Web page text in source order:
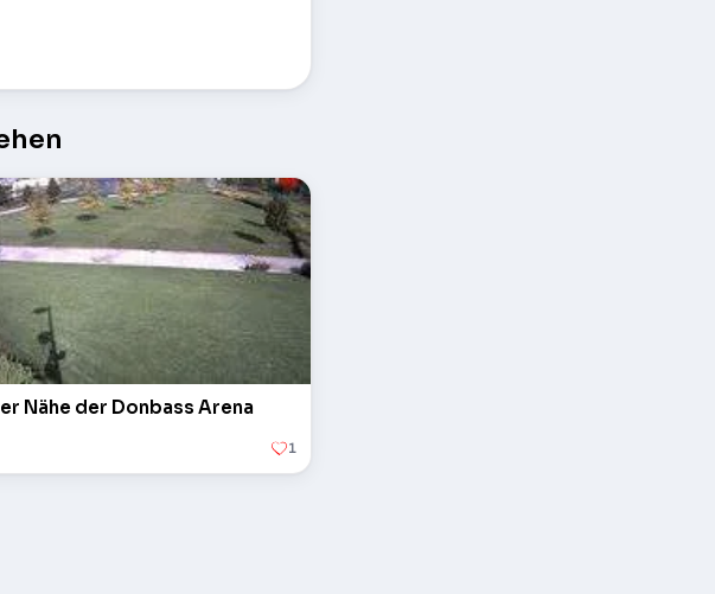
Nähe der Donbass Arena
1